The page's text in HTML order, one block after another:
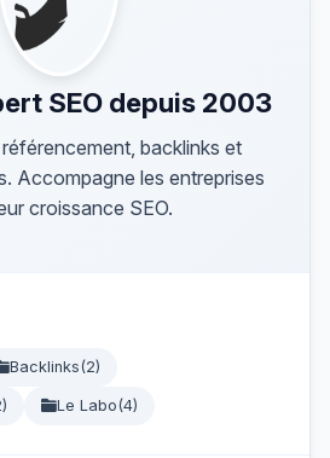
SEO depuis 2003
backlinks et
Accompagne les entreprises
croissance SEO.
Backlinks(2)
Le Labo(4)